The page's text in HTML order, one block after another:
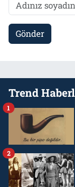
Gönder
Trend
1
2